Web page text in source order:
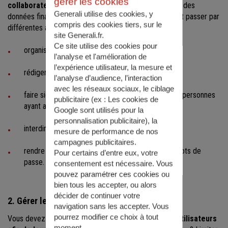
collaborateurs des enjeux en matière de sécurité
des
données financières, fiscales et personnelles. Cela peut passer par
différentes actions :
organiser des formations ;
rédiger une charte informatique ;
faire signer un engagement de confidentialité aux personnes
ayant accès aux données les plus sensibles ;
interdire les comptes partagés ;
rendre obligatoire la modification régulière des mots de
passe.
2. Gérer les habilitations
Vous devez égalementauthentifier les différents utilisateurs
Generali utilise des cookies, y
compris des cookies tiers, sur le
site Generali.fr.
Ce site utilise des cookies pour
l’analyse et l'amélioration de
l’expérience utilisateur, la mesure et
l’analyse d’audience, l’interaction
avec les réseaux sociaux, le ciblage
publicitaire (ex : Les cookies de
Google sont utilisés pour la
personnalisation publicitaire), la
mesure de performance de nos
campagnes publicitaires.
Pour certains d’entre eux, votre
consentement est nécessaire. Vous
pouvez paramétrer ces cookies ou
bien tous les accepter, ou alors
décider de continuer votre
navigation sans les accepter. Vous
pourrez modifier ce choix à tout